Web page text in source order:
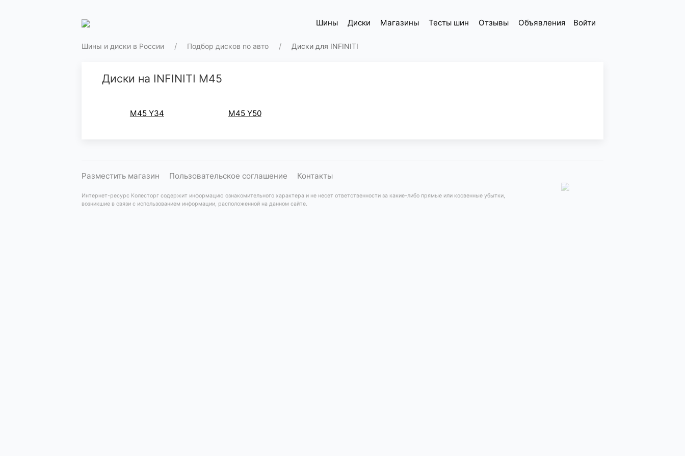
Шины Диски Магазины Тесты шин Отзывы Объявления Войти
Шины и диски в России Подбор дисков по авто Диски для INFINITI
Диски на INFINITI M45
M45 Y34 M45 Y50
Разместить магазин Пользовательское соглашение Контакты
Интернет-ресурс Колесторг содержит информацию ознакомительного характера и не несет ответственности за какие-либо прямые или косвенные убытки,
возникшие в связи с использованием информации, расположенной на данном сайте.